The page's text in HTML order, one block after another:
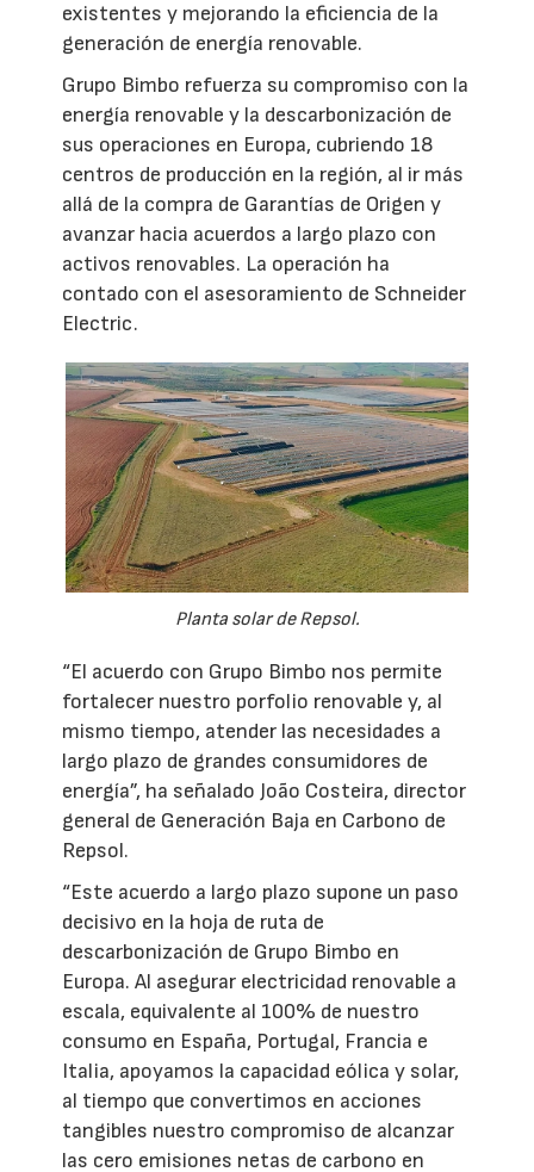
existentes y mejorando la eficiencia de la
generación de energía renovable.
Grupo Bimbo refuerza su compromiso con la
energía renovable y la descarbonización de
sus operaciones en Europa, cubriendo 18
centros de producción en la región, al ir más
allá de la compra de Garantías de Origen y
avanzar hacia acuerdos a largo plazo con
activos renovables. La operación ha
contado con el asesoramiento de Schneider
Electric.
Planta solar de Repsol.
“El acuerdo con Grupo Bimbo nos permite
fortalecer nuestro porfolio renovable y, al
mismo tiempo, atender las necesidades a
largo plazo de grandes consumidores de
energía”, ha señalado João Costeira, director
general de Generación Baja en Carbono de
Repsol.
“Este acuerdo a largo plazo supone un paso
decisivo en la hoja de ruta de
descarbonización de Grupo Bimbo en
Europa. Al asegurar electricidad renovable a
escala, equivalente al 100% de nuestro
consumo en España, Portugal, Francia e
Italia, apoyamos la capacidad eólica y solar,
al tiempo que convertimos en acciones
tangibles nuestro compromiso de alcanzar
las cero emisiones netas de carbono en